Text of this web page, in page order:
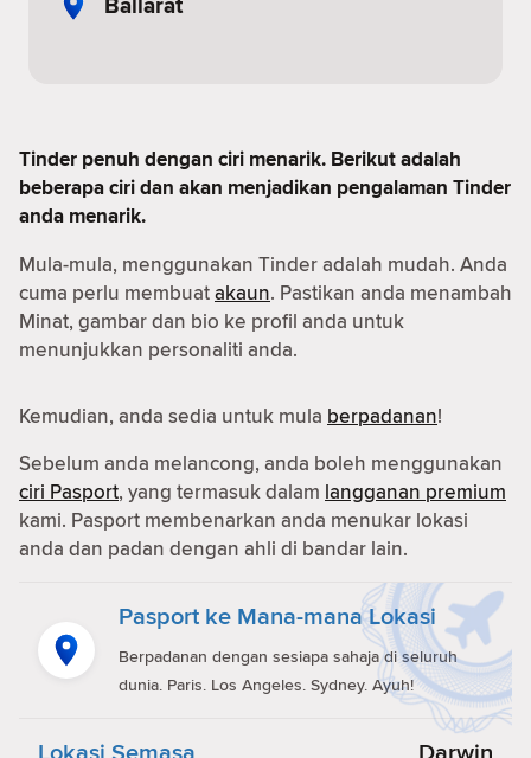
Tinder penuh dengan ciri menarik. Berikut adalah
beberapa ciri dan akan menjadikan pengalaman Tinder
anda menarik.
Mula-mula, menggunakan Tinder adalah mudah. Anda
cuma perlu membuatakaun. Pastikan anda menambah
Minat, gambar dan bio ke profil anda untuk
menunjukkan personaliti anda.
Kemudian, anda sedia untuk mula berpadanan!
Sebelum anda melancong, anda boleh menggunakan
ciri Pasport, yang termasuk dalam langganan premium
kami. Pasport membenarkan anda menukar lokasi
anda dan padan dengan ahli di bandar lain.
Pasport ke Mana-mana Lokasi
Berpadanan dengan sesiapa sahaja di seluruh
dunia. Paris. Los Angeles. Sydney. Ayuh!